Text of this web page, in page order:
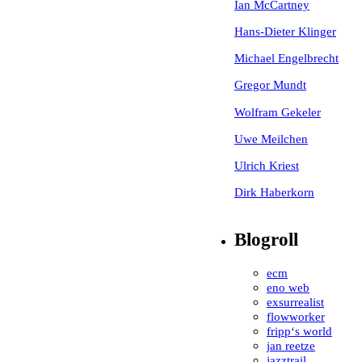
Ian McCartney
Hans-Dieter Klinger
Michael Engelbrecht
Gregor Mundt
Wolfram Gekeler
Uwe Meilchen
Ulrich Kriest
Dirk Haberkorn
Blogroll
ecm
eno web
exsurrealist
flowworker
fripp‘s world
jan reetze